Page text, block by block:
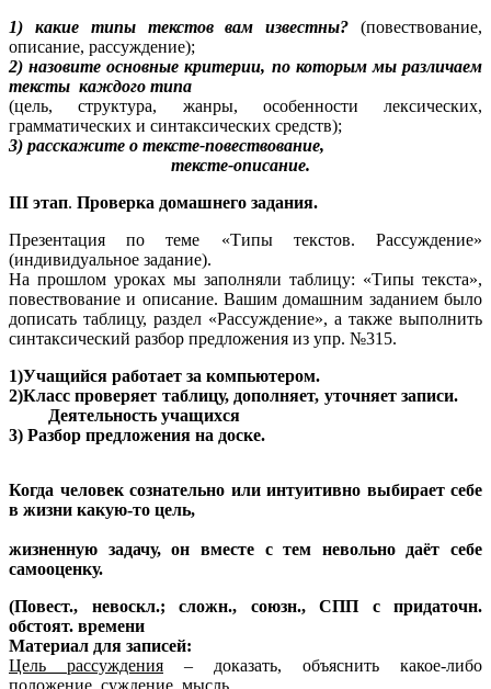
1) какие типы текстов вам известны? (повествование,
описание, рассуждение);
2) назовите основные критерии, по которым мы различаем
тексты каждого типа
(цель, структура, жанры, особенности лексических,
грамматических и синтаксических средств);
3) расскажите о тексте-повествование,
тексте-описание.
III этап. Проверка домашнего задания.
Презентация по теме «Типы текстов. Рассуждение»
(индивидуальное задание).
На прошлом уроках мы заполняли таблицу: «Типы текста»,
повествование и описание. Вашим домашним заданием было
дописать таблицу, раздел «Рассуждение», а также выполнить
синтаксический разбор предложения из упр. №315.
1)Учащийся работает за компьютером.
2)Класс проверяет таблицу, дополняет, уточняет записи.
Деятельность учащихся
3) Разбор предложения на доске.
Когда человек сознательно или интуитивно выбирает себе
в жизни какую-то цель,
жизненную задачу, он вместе с тем невольно даёт себе
самооценку.
(Повест., невоскл.; сложн., союзн., СПП с придаточн.
обстоят. времени
Материал для записей:
Цель рассуждения – доказать, объяснить какое-либо
положение, суждение, мысль.